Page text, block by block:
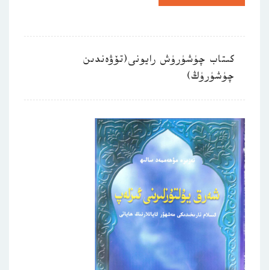
كىتاب چۈشۈرۈش رايونى(تۆۋەندىن
چۈشۈرۈڭ)